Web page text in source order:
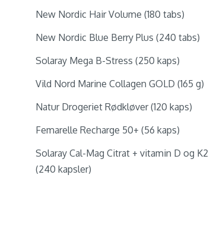
New Nordic Hair Volume (180 tabs)
New Nordic Blue Berry Plus (240 tabs)
Solaray Mega B-Stress (250 kaps)
Vild Nord Marine Collagen GOLD (165 g)
Natur Drogeriet Rødkløver (120 kaps)
Femarelle Recharge 50+ (56 kaps)
Solaray Cal-Mag Citrat + vitamin D og K2
(240 kapsler)